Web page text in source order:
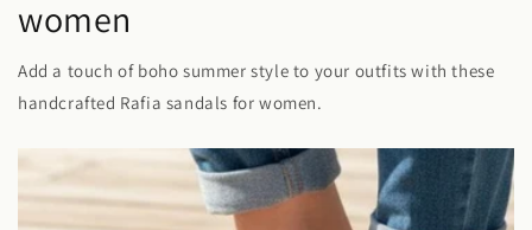
women
Add a touch of boho summer style to your outfits with these
handcrafted Rafia sandals for women.